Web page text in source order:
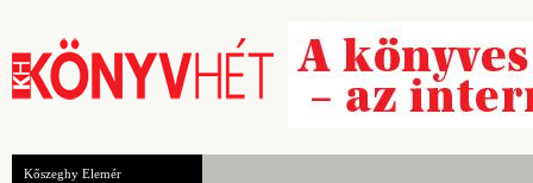
Kőszeghy Elemér